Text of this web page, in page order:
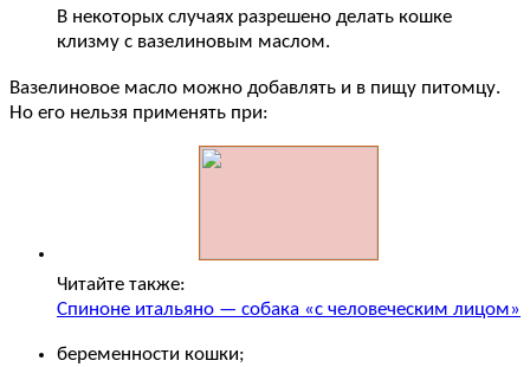
В некоторых случаях разрешено делать кошке
клизму с вазелиновым маслом.
Вазелиновое масло можно добавлять и в пищу питомцу.
Но его нельзя применять при:
Читайте также:
Спиноне итальяно — собака «с человеческим лицом»
беременности кошки;